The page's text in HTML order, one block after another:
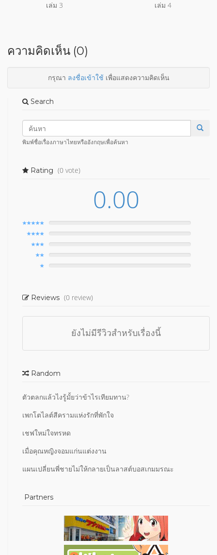
เล่ม 3 เล่ม 4
ความคิดเห็น (0)
กรุณา ลงชื่อเข้าใช้เพื่อแสดงความคิดเห็น
Search
พิมพ์ชื่อเรื่องภาษาไทยหรืออังกฤษเพื่อค้นหา
Rating (0 vote)
0.00
Reviews (0 review)
ยังไม่มีรีวิวสำหรับเรื่องนี้
Random
ตัวตลกแล้วไงรู้มั้ยว่าข้าไรเทียมทาน?
เพกโตไลต์สีครามแห่งรักที่พักใจ
เชฟใหม่ใจทรหด
เมื่อคุณหญิงจอมแก่นแต่งงาน
แผนเปลี่ยนพี่ชายไม่ให้กลายเป็นลาสต์บอสเกมมรณะ
Partners